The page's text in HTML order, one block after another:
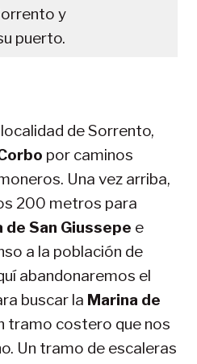
y
puerto.
de Sorrento,
por caminos
Una vez arriba,
200 metros para
de San Giussepe e
a la población de
abandonaremos el
buscar la Marina de
tramo costero que nos
Un tramo de escaleras